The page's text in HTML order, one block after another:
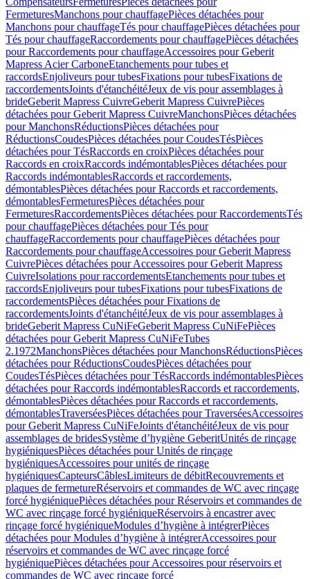
FermeturesManchons pour chauffagePièces détachées pour
Manchons pour chauffageTés pour chauffagePièces détachées pour
Tés pour chauffageRaccordements pour chauffagePièces détachées
pour Raccordements pour chauffageAccessoires pour Geberit
Mapress Acier CarboneEtanchements pour tubes et
raccordsEnjoliveurs pour tubesFixations pour tubesFixations de
raccordementsJoints d'étanchéitéJeux de vis pour assemblages à
brideGeberit Mapress CuivreGeberit Mapress CuivrePièces
détachées pour Geberit Mapress CuivreManchonsPièces détachées
pour ManchonsRéductionsPièces détachées pour
RéductionsCoudesPièces détachées pour CoudesTésPièces
détachées pour TésRaccords en croixPièces détachées pour
Raccords en croixRaccords indémontablesPièces détachées pour
Raccords indémontablesRaccords et raccordements,
démontablesPièces détachées pour Raccords et raccordements,
démontablesFermeturesPièces détachées pour
FermeturesRaccordementsPièces détachées pour RaccordementsTés
pour chauffagePièces détachées pour Tés pour
chauffageRaccordements pour chauffagePièces détachées pour
Raccordements pour chauffageAccessoires pour Geberit Mapress
CuivrePièces détachées pour Accessoires pour Geberit Mapress
CuivreIsolations pour raccordementsEtanchements pour tubes et
raccordsEnjoliveurs pour tubesFixations pour tubesFixations de
raccordementsPièces détachées pour Fixations de
raccordementsJoints d'étanchéitéJeux de vis pour assemblages à
brideGeberit Mapress CuNiFeGeberit Mapress CuNiFePièces
détachées pour Geberit Mapress CuNiFeTubes
2.1972ManchonsPièces détachées pour ManchonsRéductionsPièces
détachées pour RéductionsCoudesPièces détachées pour
CoudesTésPièces détachées pour TésRaccords indémontablesPièces
détachées pour Raccords indémontablesRaccords et raccordements,
démontablesPièces détachées pour Raccords et raccordements,
démontablesTraverséesPièces détachées pour TraverséesAccessoires
pour Geberit Mapress CuNiFeJoints d'étanchéitéJeux de vis pour
assemblages de bridesSystème d’hygiène GeberitUnités de rinçage
hygiéniquesPièces détachées pour Unités de rinçage
hygiéniquesAccessoires pour unités de rinçage
hygiéniquesCapteursCâblesLimiteurs de débitRecouvrements et
plaques de fermetureRéservoirs et commandes de WC avec rinçage
forcé hygiéniquePièces détachées pour Réservoirs et commandes de
WC avec rinçage forcé hygiéniqueRéservoirs à encastrer avec
rinçage forcé hygiéniqueModules d’hygiène à intégrerPièces
détachées pour Modules d’hygiène à intégrerAccessoires pour
réservoirs et commandes de WC avec rinçage forcé
hygiéniquePièces détachées pour Accessoires pour réservoirs et
commandes de WC avec rinçage forcé